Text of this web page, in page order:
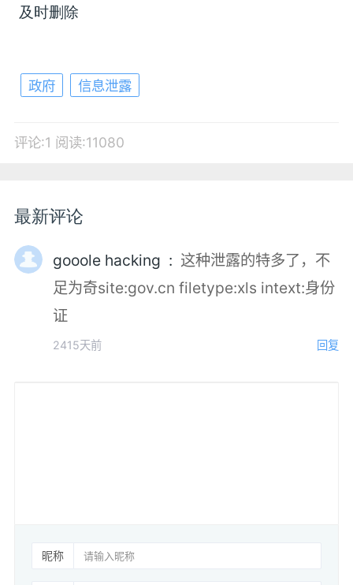
及时删除
政府 信息泄露
评论:1 阅读:11080
最新评论
gooole hacking : 这种泄露的特多了，不
足为奇site:gov.cn filetype:xls intext:身份
证
2415天前 回复
昵称